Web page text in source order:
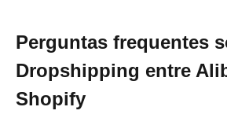
Perguntas frequentes
Dropshipping entre
Shopify